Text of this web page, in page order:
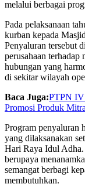
melalui berbagai
Pada pelaksanaan
kurban kepada
Penyaluran tersebut
perusahaan terhadap
hubungan yang
di sekitar wilayah
Baca Juga:PTPN
Promosi Produk
Program penyaluran
yang dilaksanakan
Hari Raya Idul Adha.
berupaya
semangat berbagi
membutuhkan.